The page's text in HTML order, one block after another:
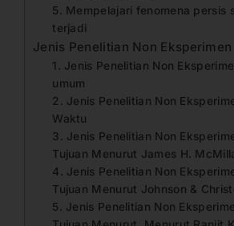
5. Mempelajari fenomena persis
terjadi
Jenis Penelitian Non Eksperimen
1. Jenis Penelitian Non
umum
2. Jenis Penelitian Non
Waktu
3. Jenis Penelitian Non
Tujuan Menurut James H.
4. Jenis Penelitian Non
Tujuan Menurut Johnson &
5. Jenis Penelitian Non